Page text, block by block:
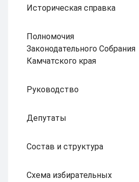
Историческая справка
Полномочия
Законодательного Собрания
Камчатского края
Руководство
Депутаты
Состав и структура
Схема избирательных